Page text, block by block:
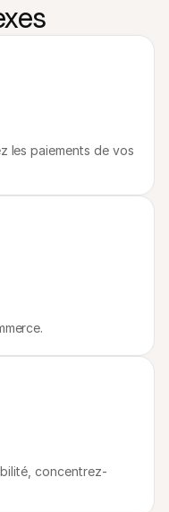
les paiements de vos
concentrez-
votre relevé bancaire
votre entreprise